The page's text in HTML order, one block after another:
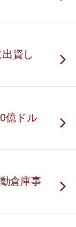
資し
億ドル
倉庫事